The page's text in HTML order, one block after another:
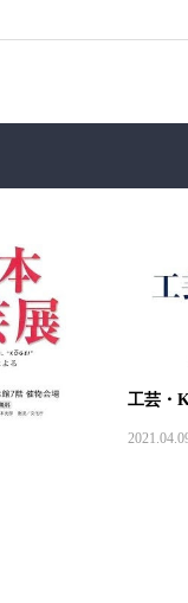
工芸・